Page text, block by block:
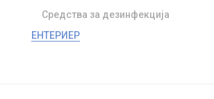
Средства за дезинфекција
ЕНТЕРИЕР